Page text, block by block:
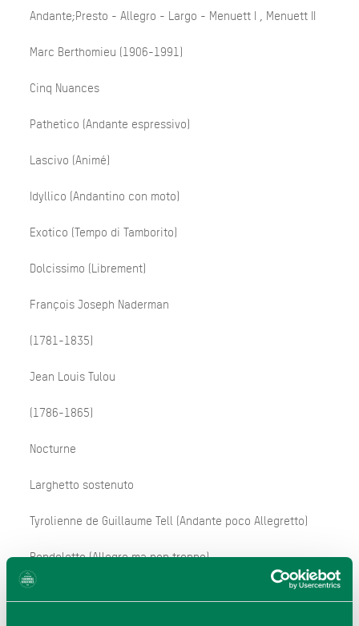
Andante;Presto - Allegro - Largo - Menuett I , Menuett II
Marc Berthomieu (1906-1991)
Cinq Nuances
Pathetico (Andante espressivo)
Lascivo (Animé)
Idyllico (Andantino con moto)
Exotico (Tempo di Tamborito)
Dolcissimo (Librement)
François Joseph Naderman
(1781-1835)
Jean Louis Tulou
(1786-1865)
Nocturne
Larghetto sostenuto
Tyrolienne de Guillaume Tell (Andante poco Allegretto)
Rondoletto (Allegro ma non troppo)